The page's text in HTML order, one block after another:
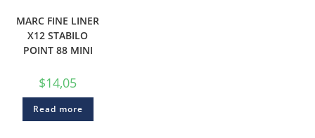
MARC FINE LINER
X12 STABILO
POINT 88 MINI
$14,05
Read more